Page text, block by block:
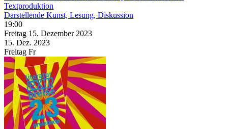
Textproduktion
Darstellende Kunst, Lesung, Diskussion
19:00
Freitag 15. Dezember 2023
15. Dez. 2023
Freitag Fr